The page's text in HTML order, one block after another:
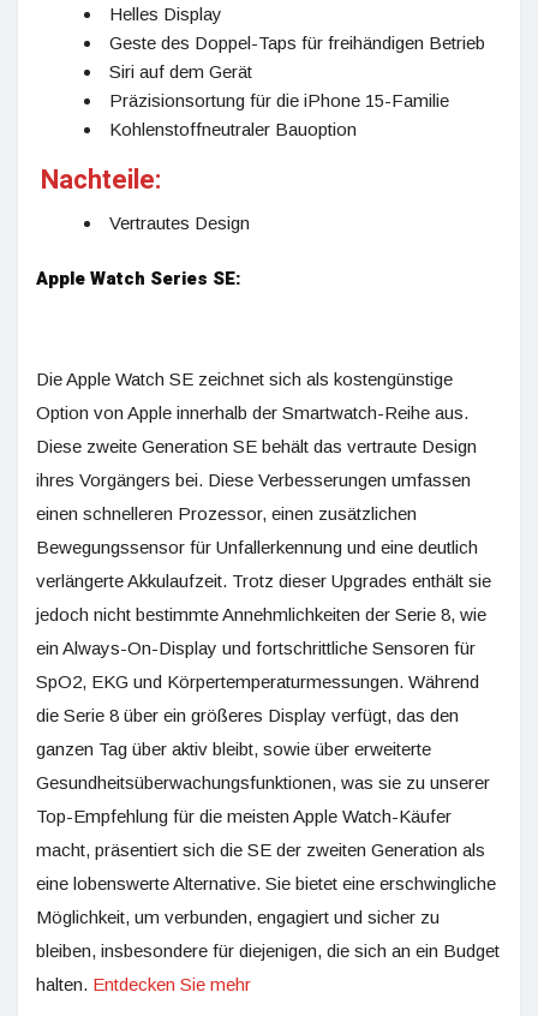
Helles Display
Geste des Doppel-Taps für freihändigen Betrieb
Siri auf dem Gerät
Präzisionsortung für die iPhone 15-Familie
Kohlenstoffneutraler Bauoption
Nachteile:
Vertrautes Design
Apple Watch Series SE:
Die Apple Watch SE zeichnet sich als kostengünstige
Option von Apple innerhalb der Smartwatch-Reihe aus.
Diese zweite Generation SE behält das vertraute Design
ihres Vorgängers bei. Diese Verbesserungen umfassen
einen schnelleren Prozessor, einen zusätzlichen
Bewegungssensor für Unfallerkennung und eine deutlich
verlängerte Akkulaufzeit. Trotz dieser Upgrades enthält sie
jedoch nicht bestimmte Annehmlichkeiten der Serie 8, wie
ein Always-On-Display und fortschrittliche Sensoren für
SpO2, EKG und Körpertemperaturmessungen. Während
die Serie 8 über ein größeres Display verfügt, das den
ganzen Tag über aktiv bleibt, sowie über erweiterte
Gesundheitsüberwachungsfunktionen, was sie zu unserer
Top-Empfehlung für die meisten Apple Watch-Käufer
macht, präsentiert sich die SE der zweiten Generation als
eine lobenswerte Alternative. Sie bietet eine erschwingliche
Möglichkeit, um verbunden, engagiert und sicher zu
bleiben, insbesondere für diejenigen, die sich an ein Budget
halten. Entdecken Sie mehr